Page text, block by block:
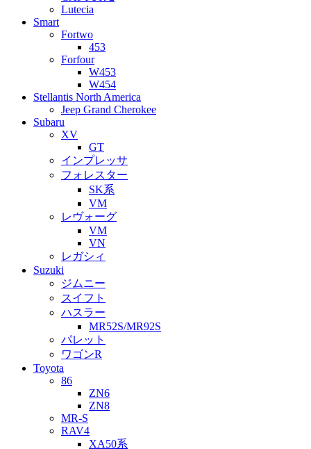
Lutecia
Smart
Fortwo
453
Forfour
W453
W454
Stellantis North America
Jeep Grand Cherokee
Subaru
XV
GT
インプレッサ
フォレスター
SK系
VM
レヴォーグ
VM
VN
レガシィ
Suzuki
ジムニー
スイフト
ハスラー
MR52S/MR92S
パレット
ワゴンR
Toyota
86
ZN6
ZN8
MR-S
RAV4
XA50系